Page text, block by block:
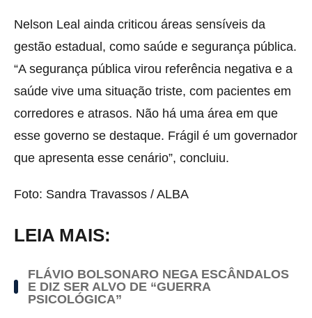
Nelson Leal ainda criticou áreas sensíveis da
gestão estadual, como saúde e segurança pública.
“A segurança pública virou referência negativa e a
saúde vive uma situação triste, com pacientes em
corredores e atrasos. Não há uma área em que
esse governo se destaque. Frágil é um governador
que apresenta esse cenário”, concluiu.
Foto: Sandra Travassos / ALBA
LEIA MAIS:
FLÁVIO BOLSONARO NEGA ESCÂNDALOS
E DIZ SER ALVO DE “GUERRA
PSICOLÓGICA”